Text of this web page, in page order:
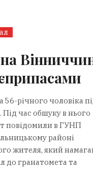
річного чоловіка
час обшуку в нього
повідомили в ГУНП
районі
жителя, який
до гранатомета та